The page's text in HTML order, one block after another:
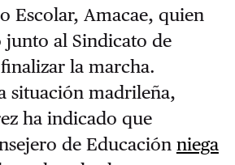
Escolar, Amacae, quien
al Sindicato de
la marcha.
situación madrileña,
ha indicado que
de Educación niega